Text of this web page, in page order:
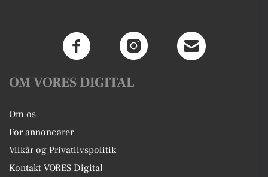
OM VORES DIGITAL
Om os
For annoncører
Vilkår og Privatlivspolitik
Kontakt VORES Digital